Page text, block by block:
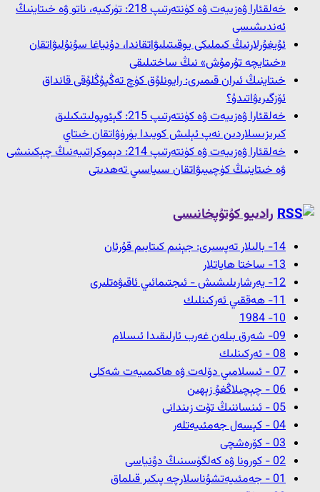
خەلقئارا ۋەزىيەت ۋە كۈنتەرتىپ 218: تۈركىيە، ناتو ۋە خىتاينىڭ
ئەندىشىسى
ئۇيغۇرلارنىڭ كىملىكى يوقىتىلىۋاتقاندا، دۇنياغا سۇنۇلىۋاتقان
«خىتايچە تۇرمۇش» نىڭ ساختىلىقى
خىتاينىڭ ئىران قىمىرى: رايونلۇق كۈچ تەڭپۇڭلۇقى قانداق
ئۆزگىرىۋاتىدۇ؟
خەلقئارا ۋەزىيەت ۋە كۈنتەرتىپ 215: گېئوپولىتىكىلىق
كىرىزىسلاردىن نەپ ئېلىش كويىدا يۈرۈۋاتقان خىتاي
خەلقئارا ۋەزىيەت ۋە كۈنتەرتىپ 214: دېموكراتىيەنىڭ چېكىنىشى
ۋە خىتاينىڭ كۈچىيىۋاتقان سىياسىي تەھدىتى
رادىيو كۇتۇپخانىسى
14- بالىلار تەپسىرى: جېنىم كىتابىم قۇرئان
13- ﺳﺎﺧﺘﺎ ﮪﺎﻳﺎﺗﻼﺭ
12- ﻳﻪﺭﺷﺎﺭﯨﻠﯩﺸﯩﺶ - ﺋﯩﺠﺘﯩﻤﺎﺋﯩﻲ ﺋﺎﻗﯩﯟﻩﺗﻠﯩﺮﻯ
11- ﮪﻪﻗﻘﯩﻲ ﺋﻪﺭﻛﯩﻨﻠﯩﻚ
10- 1984
09- شەرق بىلەن غەرب ئارلىقىدا ئىسلام
08 - ﺋﻪﺭﻛﯩﻨﻠﯩﻚ
07 - ئىسلامىي دۆلەت ۋە ھاكىمىيەت شەكلى
06 - چېچىلاڭغۇ زېھىن
05 - ئىنساننىڭ تۆت زىندانى
04 - كېسەل جەمئىيەتلەر
03 - كۆرەشچى
02 - كورونا ۋە كەلگۈسىنىڭ دۇنياسى
01 - جەمئىيەتشۇناسلارچە پىكىر قىلماق